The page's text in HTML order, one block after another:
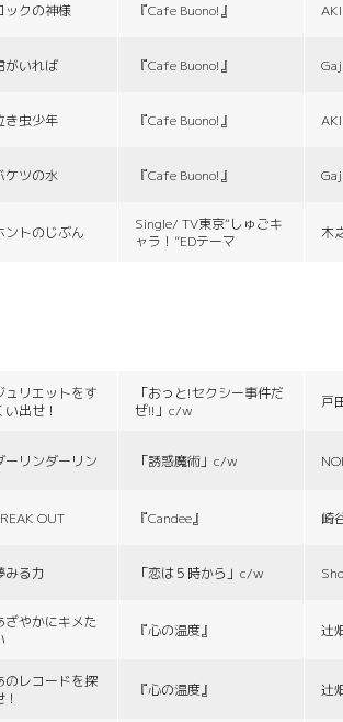
ックの神様 『Cafe Buono!』
がいれば 『Cafe Buono!』
き虫少年 『Cafe Buono!』
ケツの水 『Cafe Buono!』
ントのじぶん
Single/ TV東京“しゅごキ
ャラ！”EDテーマ
木
ュリエットをす
い出せ！
「おっと!セクシー事件だ
ぜ!!」c/w
戸
ーリンダーリン 「誘惑魔術」c/w
OUT 『Candee』 崎
みる力 「恋は５時から」c/w
ざやかにキメた
『心の温度』 辻
のレコードを探
『心の温度』 辻